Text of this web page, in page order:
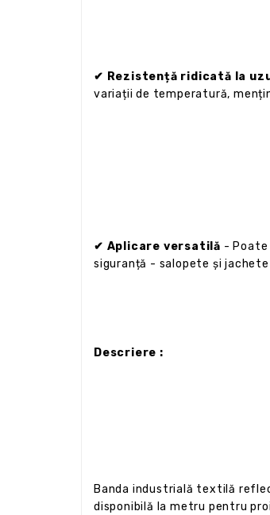
✔ Rezistență ridicată la
variații de temperatură,
✔ Aplicare versatilă -
siguranță - salopete și
Descriere :
Banda industrială textilă
disponibilă la metru pentru